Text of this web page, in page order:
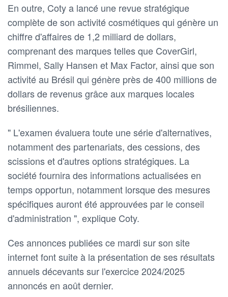
En outre, Coty a lancé une revue stratégique
complète de son activité cosmétiques qui génère un
chiffre d'affaires de 1,2 milliard de dollars,
comprenant des marques telles que CoverGirl,
Rimmel, Sally Hansen et Max Factor, ainsi que son
activité au Brésil qui génère près de 400 millions de
dollars de revenus grâce aux marques locales
brésiliennes.
" L'examen évaluera toute une série d'alternatives,
notamment des partenariats, des cessions, des
scissions et d'autres options stratégiques. La
société fournira des informations actualisées en
temps opportun, notamment lorsque des mesures
spécifiques auront été approuvées par le conseil
d'administration ", explique Coty.
Ces annonces publiées ce mardi sur son site
internet font suite à la présentation de ses résultats
annuels décevants sur l'exercice 2024/2025
annoncés en août dernier.